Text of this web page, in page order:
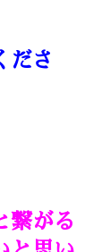
ださ
繋がる